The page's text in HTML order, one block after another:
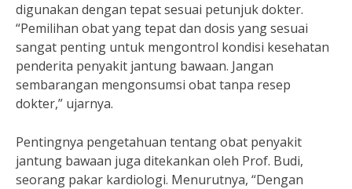
digunakan dengan tepat sesuai petunjuk dokter.
“Pemilihan obat yang tepat dan dosis yang sesuai
sangat penting untuk mengontrol kondisi kesehatan
penderita penyakit jantung bawaan. Jangan
sembarangan mengonsumsi obat tanpa resep
dokter,” ujarnya.
Pentingnya pengetahuan tentang obat penyakit
jantung bawaan juga ditekankan oleh Prof. Budi,
seorang pakar kardiologi. Menurutnya, “Dengan